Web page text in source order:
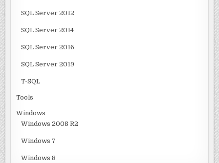
SQL Server 2012
SQL Server 2014
SQL Server 2016
SQL Server 2019
T-SQL
Tools
Windows
Windows 2008 R2
Windows 7
Windows 8